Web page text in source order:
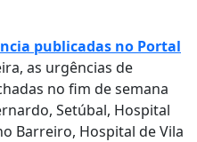
publicadas no Portal
as urgências de
no fim de semana
Setúbal, Hospital
Barreiro, Hospital de Vila